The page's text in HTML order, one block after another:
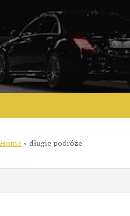
Home » długie podróże